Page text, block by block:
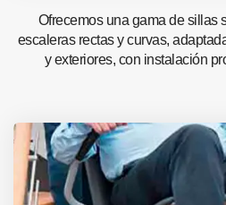
Ofrecemos una gama de sillas
escaleras rectas y curvas,
y exteriores, con instalación